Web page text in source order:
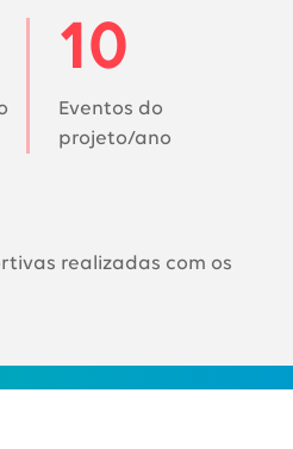
10
Eventos do
projeto/ano
realizadas com os